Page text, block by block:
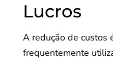
Lucros
A redução de custos
frequentemente